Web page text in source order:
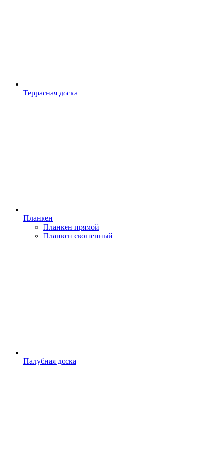
Террасная доска
Планкен
Планкен прямой
Планкен скошенный
Палубная доска